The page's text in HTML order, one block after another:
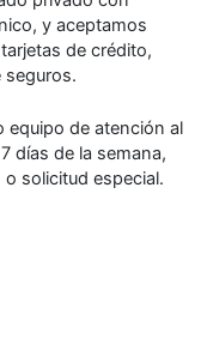
y aceptamos
de crédito,
seguros.
equipo de atención al
días de la semana,
solicitud especial.